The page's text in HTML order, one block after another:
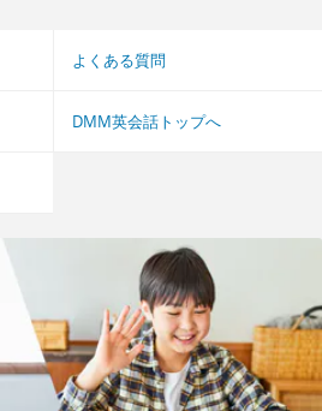
よくある質問
DMM英会話トップへ